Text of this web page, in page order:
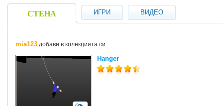
СТЕНА ИГРИ ВИДЕО
mia123 добави в колекцията си
Hanger